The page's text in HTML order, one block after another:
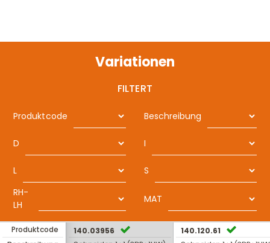
Variationen
FILTERT
Produktcode Beschreibung
D I
L
S
RH-
LH
MAT
Produktcode
140.03956
140.120.61